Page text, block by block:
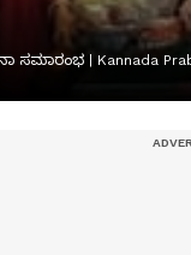
ಸಮಾರಂಭ | Kannada